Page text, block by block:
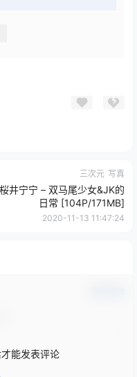
三次元 写真
桜井宁宁 – 双马尾少女&JK的
日常 [104P/171MB]
2020-11-13 11:47:24
能发表评论